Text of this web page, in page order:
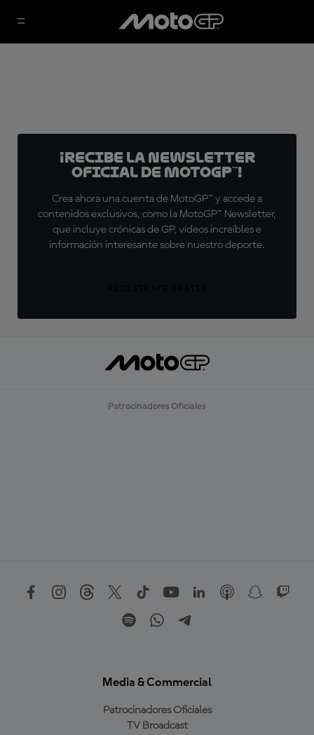
¡Recibe la Newsletter
oficial de MotoGP™!
Crea ahora una cuenta de MotoGP™ y accede a
contenidos exclusivos, como la MotoGP™ Newsletter,
que incluye crónicas de GP, vídeos increíbles e
información interesante sobre nuestro deporte.
Patrocinadores Oficiales
Media & Commercial
Patrocinadores Oficiales
TV Broadcast